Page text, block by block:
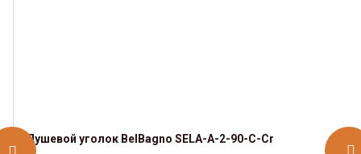
Душевой уголок BelBagno SELA-A-2-90-C-Cr